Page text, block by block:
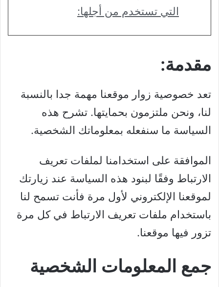
التي تستخدم من أجلها:
مقدمة:
تعد خصوصية زوار موقعنا مهمة جدا بالنسبة
لنا، ونحن ملتزمون بحمايتها. تشرح هذه
السياسة ما سنفعله بمعلوماتك الشخصية.
الموافقة على استخدامنا لملفات تعريف
الارتباط وفقًا لبنود هذه السياسة عند زيارتك
لموقعنا الإلكتروني لأول مرة فأنت تسمح لنا
باستخدام ملفات تعريف الارتباط في كل مرة
تزور فيها موقعنا.
جمع المعلومات الشخصية